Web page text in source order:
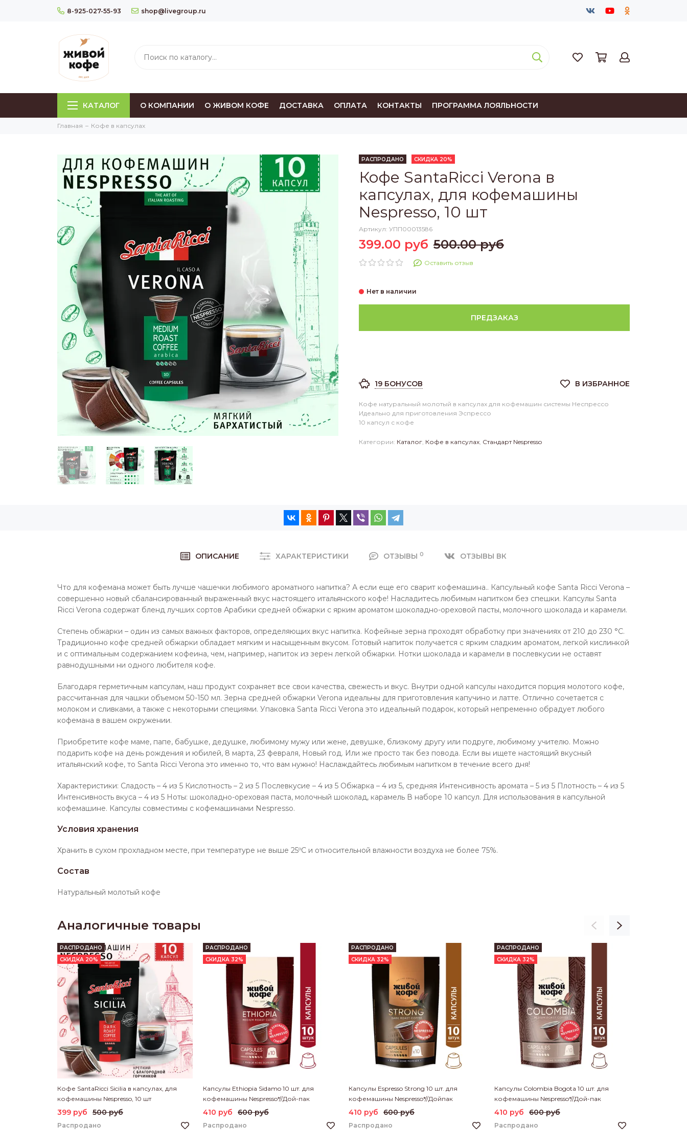
8-925-027-55-93 shop@livegroup.ru
КАТАЛОГ О КОМПАНИИ О ЖИВОМ КОФЕ ДОСТАВКА ОПЛАТА КОНТАКТЫ ПРОГРАММА ЛОЯЛЬНОСТИ
Главная Кофе в капсулах
РАСПРОДАНО СКИДКА 20%
Кофе SantaRicci Verona в
капсулах, для кофемашины
Nespresso, 10 шт
Артикул: УПП00013586
399.00 руб 500.00 руб
Оставить отзыв
ПРЕДЗАКАЗ
19 БОНУСОВ
Кофе натуральный молотый в капсулах для кофемашин системы Неспрессо
Идеально для приготовления Эспрессо
10 капсул с кофе
Категории: Каталог Кофе в капсулах Стандарт Nespresso
ОПИСАНИЕ ХАРАКТЕРИСТИКИ ОТЗЫВЫ 0 ОТЗЫВЫ ВК
Что для кофемана может быть лучше чашечки любимого ароматного напитка? А если еще его сварит кофемашина.. Капсульный кофе Santa Ricci Verona –
совершенно новый сбалансированный выраженный вкус настоящего итальянского кофе! Насладитесь любимым напитком без спешки. Капсулы Santa
Ricci Verona содержат бленд лучших сортов Арабики средней обжарки с ярким ароматом шоколадно-ореховой пасты, молочного шоколада и карамели.
Степень обжарки – один из самых важных факторов, определяющих вкус напитка. Кофейные зерна проходят обработку при значениях от 210 до 230 °C.
Традиционно кофе средней обжарки обладает мягким и насыщенным вкусом. Готовый напиток получается с ярким сладким ароматом, легкой кислинкой
и с оптимальным содержанием кофеина, чем, например, напиток из зерен легкой обжарки. Нотки шоколада и карамели в послевкусии не оставят
равнодушными ни одного любителя кофе.
Благодаря герметичным капсулам, наш продукт сохраняет все свои качества, свежесть и вкус. Внутри одной капсулы находится порция молотого кофе,
рассчитанная для чашки объемом 50-150 мл. Зерна средней обжарки Verona идеальны для приготовления капучино и латте. Отлично сочетается с
молоком и сливками, а также с некоторыми специями. Упаковка Santa Ricci Verona это идеальный подарок, который непременно обрадует любого
кофемана в вашем окружении.
Приобретите кофе маме, папе, бабушке, дедушке, любимому мужу или жене, девушке, близкому другу или подруге, любимому учителю. Можно
подарить кофе на день рождения и юбилей, 8 марта, 23 февраля, Новый год. Или же просто так без повода. Если вы ищете настоящий вкусный
итальянский кофе, то Santa Ricci Verona это именно то, что вам нужно! Наслаждайтесь любимым напитком в течение всего дня!
Характеристики: Сладость – 4 из 5 Кислотность – 2 из 5 Послевкусие – 4 из 5 Обжарка – 4 из 5, средняя Интенсивность аромата – 5 из 5 Плотность – 4 из 5
Интенсивность вкуса – 4 из 5 Ноты: шоколадно-ореховая паста, молочный шоколад, карамель В наборе 10 капсул. Для использования в капсульной
кофемашине. Капсулы совместимы с кофемашинами Nespresso.
Условия хранения
Хранить в сухом прохладном месте, при температуре не выше 25ºС и относительной влажности воздуха не более 75%.
Состав
Натуральный молотый кофе
Аналогичные товары
РАСПРОДАНО
СКИДКА 20%
Кофе SantaRicci Sicilia в капсулах, для
кофемашины Nespresso, 10 шт
399 руб 500 руб
Распродано
РАСПРОДАНО
СКИДКА 32%
Капсулы Ethiopia Sidamo 10 шт. для
кофемашины Nespresso*//Дой-пак
410 руб 600 руб
Распродано
РАСПРОДАНО
СКИДКА 32%
Капсулы Espresso Strong 10 шт. для
кофемашины Nespresso*//Дойпак
410 руб 600 руб
Распродано
РАСПРОДАНО
СКИДКА 32%
Капсулы Colombia Bogota 10 шт. для
кофемашины Nespresso*//Дой-пак
410 руб 600 руб
Распродано